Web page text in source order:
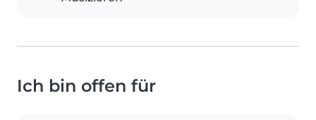
Ich bin offen für